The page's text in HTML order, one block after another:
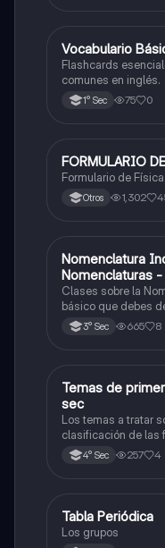
VInglés
Vocabulario
Flashcards
comunes en inglés.
1° Sec 75 0
Física
FORMULARIO
Formulario de Física
Otros 1,302
Química
Nomenclatura
Nomenclaturas
Hidróxido o
Clases sobre la
básico que debes
2025)3° Sec 665 8
Química
Temas de
sec
Los temas a tratar
clasificación de las
y los óxidos ácidos
4° Sec 257 4
Química
Tabla Periódica
Los grupos